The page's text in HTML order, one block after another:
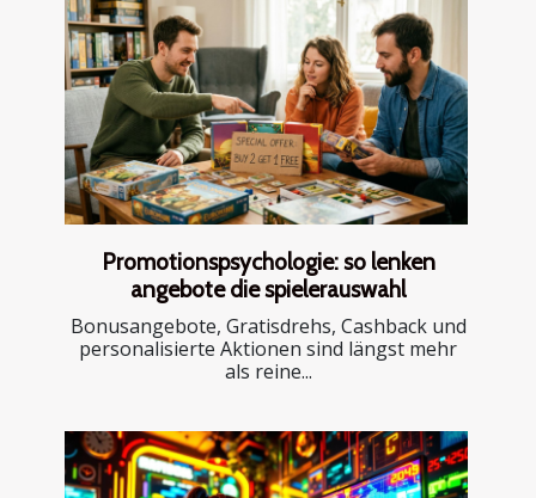
Promotionspsychologie: so lenken
angebote die spielerauswahl
Bonusangebote, Gratisdrehs, Cashback und
personalisierte Aktionen sind längst mehr
als reine...